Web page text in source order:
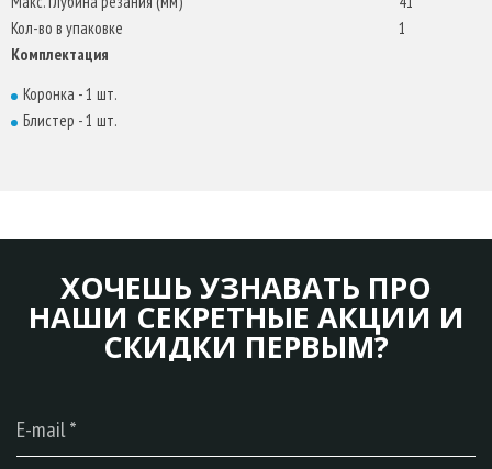
Кол-во в упаковке
1
Комплектация
Коронка - 1 шт.
Блистер - 1 шт.
ХОЧЕШЬ УЗНАВАТЬ ПРО
НАШИ СЕКРЕТНЫЕ АКЦИИ И
СКИДКИ ПЕРВЫМ?